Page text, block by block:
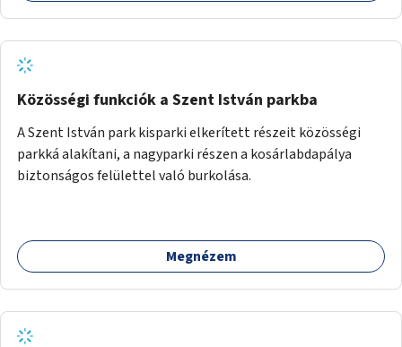
Közösségi funkciók a Szent István parkba
A Szent István park kisparki elkerített részeit közösségi
parkká alakítani, a nagyparki részen a kosárlabdapálya
biztonságos felülettel való burkolása.
Megnézem